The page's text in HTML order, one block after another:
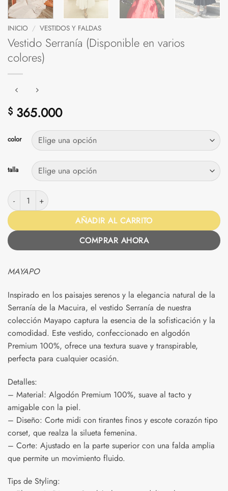
INICIO / VESTIDOS Y FALDAS
Vestido Serranía (Disponible en varios
colores)
$ 365.000
color
talla
Vestido Serranía (Disponible en varios colores) cantidad
AÑADIR AL CARRITO
COMPRAR AHORA
MAYAPO
Inspirado en los paisajes serenos y la elegancia natural de la
Serranía de la Macuira, el vestido Serranía de nuestra
colección Mayapo captura la esencia de la sofisticación y la
comodidad. Este vestido, confeccionado en algodón
Premium 100%, ofrece una textura suave y transpirable,
perfecta para cualquier ocasión.
Detalles:
– Material: Algodón Premium 100%, suave al tacto y
amigable con la piel.
– Diseño: Corte midi con tirantes finos y escote corazón tipo
corset, que realza la silueta femenina.
– Corte: Ajustado en la parte superior con una falda amplia
que permite un movimiento fluido.
Tips de Styling: